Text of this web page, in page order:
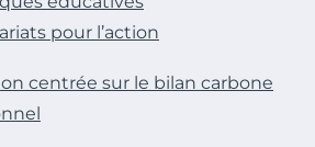
pour l’action
centrée sur le bilan carbone